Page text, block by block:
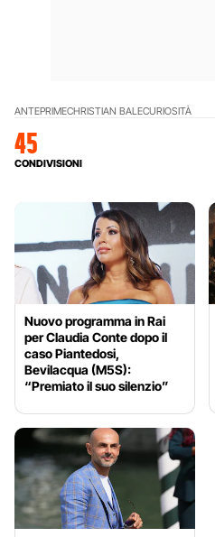
ANTEPRIMECHRISTIAN BALECURIOSITÀ
45
CONDIVISIONI
Nuovo programma in Rai
per Claudia Conte dopo il
caso Piantedosi,
Bevilacqua (M5S):
“Premiato il suo silenzio”